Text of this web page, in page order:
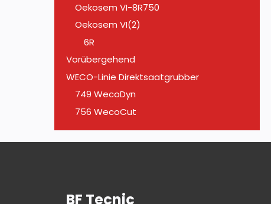
Oekosem VI-8R750
Oekosem VI(2)
6R
Vorübergehend
WECO-Linie Direktsaatgrubber
749 WecoDyn
756 WecoCut
BF Tecnic